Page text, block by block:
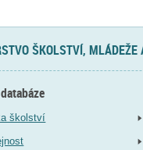
ŠKOLSTVÍ, MLÁDEŽE
školství